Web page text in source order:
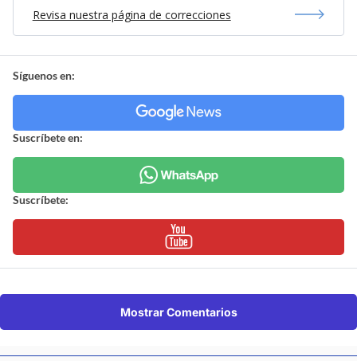
Revisa nuestra página de correcciones
Síguenos en:
Suscríbete en:
Suscríbete:
Mostrar Comentarios